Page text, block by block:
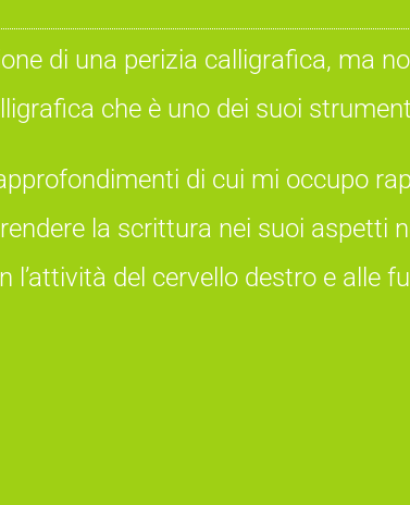
di una perizia calligrafica, ma
che è uno dei suoi
di cui mi occupo
la scrittura nei suoi aspetti
del cervello destro e alle